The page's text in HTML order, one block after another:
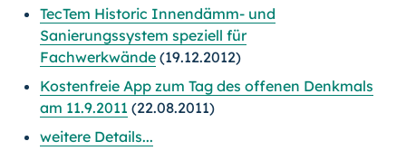
TecTem Historic Innendämm- und
Sanierungssystem speziell für
Fachwerkwände (19.12.2012)
Kostenfreie App zum Tag des offenen Denkmals
am 11.9.2011 (22.08.2011)
weitere Details...